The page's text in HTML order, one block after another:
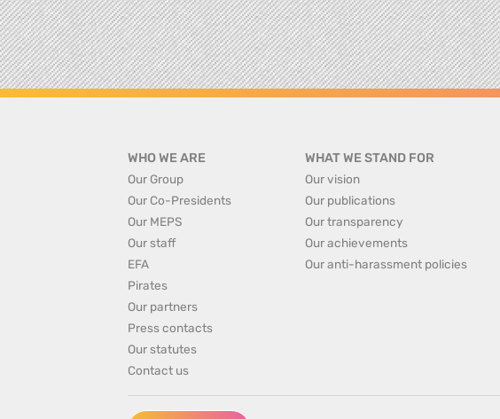
WHO WE ARE
Our Group
Our Co-Presidents
Our MEPS
Our staff
EFA
Pirates
Our partners
Press contacts
Our statutes
Contact us
WHAT WE STAND FOR
Our vision
Our publications
Our transparency
Our achievements
Our anti-harassment policies